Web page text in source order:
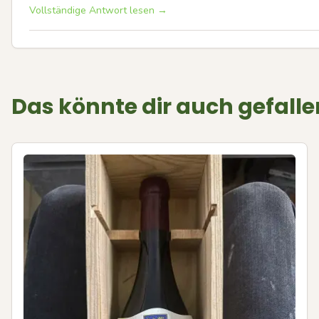
Vollständige Antwort lesen →
Das könnte dir auch